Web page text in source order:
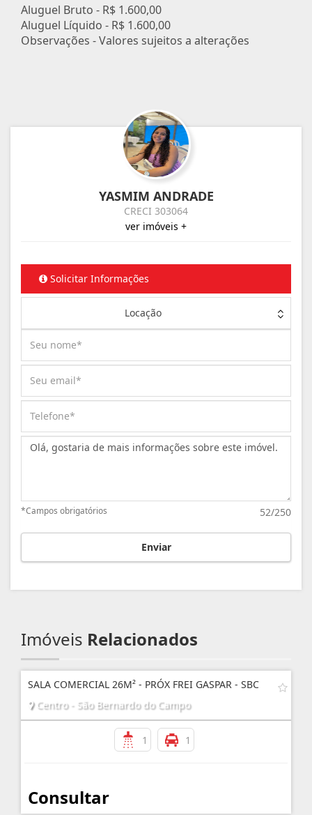
Aluguel Bruto - R$ 1.600,00
Aluguel Líquido - R$ 1.600,00
Observações - Valores sujeitos a alterações
YASMIM ANDRADE
CRECI 303064
ver imóveis +
Solicitar Informações
Locação
Mensagem:
52/250
*Campos obrigatórios
Enviar
Imóveis Relacionados
SALA COMERCIAL 26M² - PRÓX FREI GASPAR - SBC
Centro - São Bernardo do Campo
1 1
Consultar